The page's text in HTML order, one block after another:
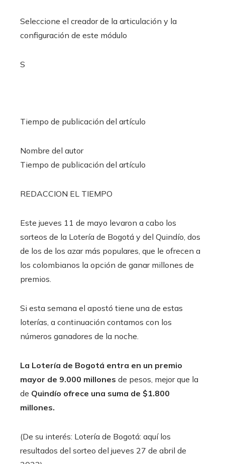
Seleccione el creador de la articulación y la
configuración de este módulo
S
Tiempo de publicación del artículo
Nombre del autor
Tiempo de publicación del artículo
REDACCION EL TIEMPO
Este jueves 11 de mayo levaron a cabo los
sorteos de la Lotería de Bogotá y del Quindío, dos
de los de los azar más populares, que le ofrecen a
los colombianos la opción de ganar millones de
premios.
Si esta semana el apostó tiene una de estas
loterías, a continuación contamos con los
números ganadores de la noche.
La Lotería de Bogotá entra en un premio
mayor de 9.000 millones de pesos, mejor que la
de Quindío ofrece una suma de $1.800
millones.
(De su interés: Lotería de Bogotá: aquí los
resultados del sorteo del jueves 27 de abril de